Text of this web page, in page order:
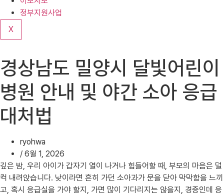
기
정부지원사업
X
경상남도 밀양시 달빛어린이
병원 안내 및 야간 소아 응급
대처법
ryohwa
/ 6월 1, 2026
깊은 밤, 우리 아이가 갑자기 열이 나거나 힘들어할 때, 부모의 마음은 덜
컥 내려앉습니다. 낮이라면 흔히 가던 소아과가 문을 닫아 막막함을 느끼
고, 혹시 응급실을 가야 할지, 가면 많이 기다리지는 않을지, 경증인데 응